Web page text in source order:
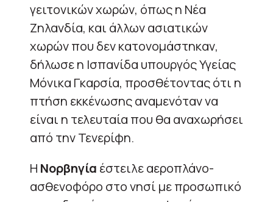
γειτονικών χωρών, όπως η Νέα
Ζηλανδία, και άλλων ασιατικών
χωρών που δεν κατονομάστηκαν,
δήλωσε η Ισπανίδα υπουργός Υγείας
Μόνικα Γκαρσία, προσθέτοντας ότι η
πτήση εκκένωσης αναμενόταν να
είναι η τελευταία που θα αναχωρήσει
από την Τενερίφη.
Η Νορβηγία έστειλε αεροπλάνο-
ασθενοφόρο στο νησί με προσωπικό